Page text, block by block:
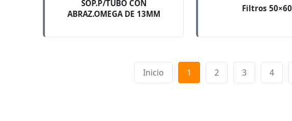
SOP.P/TUBO CON
ABRAZ.OMEGA DE 13MM
Filtros 50×60
Inicio 1 2 3 4